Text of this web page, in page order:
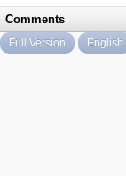
Comments
Full Version English